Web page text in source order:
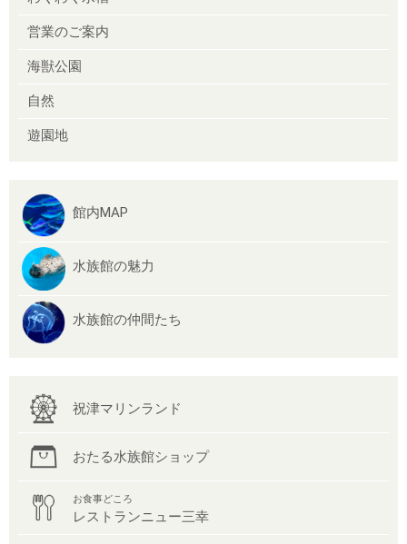
営業のご案内
海獣公園
自然
遊園地
館内MAP
水族館の魅力
水族館の仲間たち
祝津マリンランド
おたる水族館ショップ
お食事どころ
レストランニュー三幸